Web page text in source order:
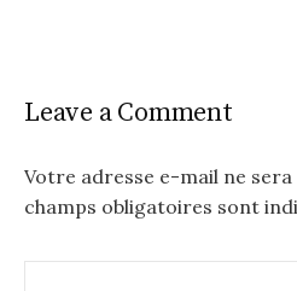
Leave a Comment
Votre adresse e-mail ne sera
champs obligatoires sont